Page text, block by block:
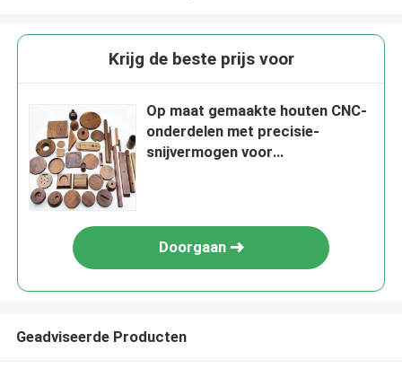
Krijg de beste prijs voor
Op maat gemaakte houten CNC-
onderdelen met precisie-
snijvermogen voor
Doorgaan
Geadviseerde Producten